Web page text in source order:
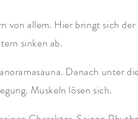
von allem. Hier bringt sich
sinken ab.
Danach unter
Muskeln lösen sich.